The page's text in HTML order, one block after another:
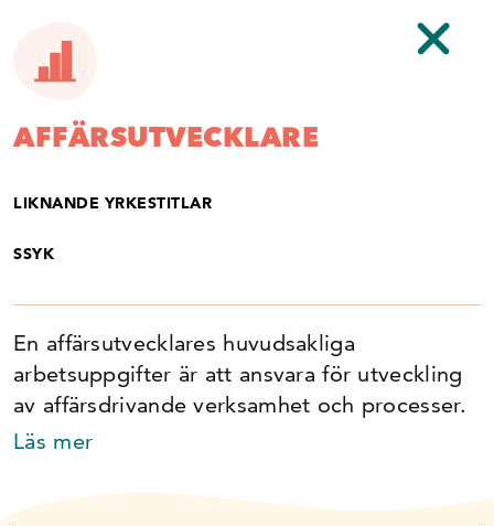
YRKESKARTAN
avkarriarihandeln.se
dynamisk karriär full av möjligheter.
Tryck på respektive yrke för att läsa mer.
Butiks­ledare
AFFÄRSUTVECKLARE
LIKNANDE YRKESTITLAR
SSYK
En affärsutvecklares huvudsakliga
arbetsuppgifter är att ansvara för utveckling
av affärsdrivande verksamhet och processer.
Läs mer